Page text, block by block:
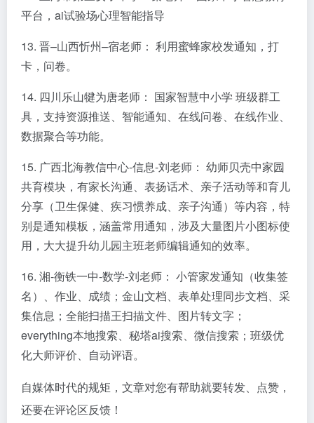
平台，ai试验场心理智能指导
13. 晋–山西忻州–宿老师： 利用蜜蜂家校发通知，打
卡，问卷。
14. 四川乐山犍为唐老师： 国家智慧中小学 班级群工
具，支持资源推送、智能通知、在线问卷、在线作业、
数据聚合等功能。
15. 广西北海教信中心-信息-刘老师： 幼师贝壳中家园
共育模块，有家长沟通、表扬话术、亲子活动等和育儿
分享（卫生保健、疾习惯养成、亲子沟通）等内容，特
别是通知模板，涵盖常用通知，涉及大量图片小图标使
用，大大提升幼儿园主班老师编辑通知的效率。
16. 湘-衡铁一中-数学-刘老师： 小管家发通知（收集签
名）、作业、成绩；金山文档、表单处理同步文档、采
集信息；全能扫描王扫描文件、图片转文字；
everything本地搜索、秘塔ai搜索、微信搜索；班级优
化大师评价、自动评语。
自媒体时代的规矩，文章对您有帮助就要转发、点赞，
还要在评论区反馈！